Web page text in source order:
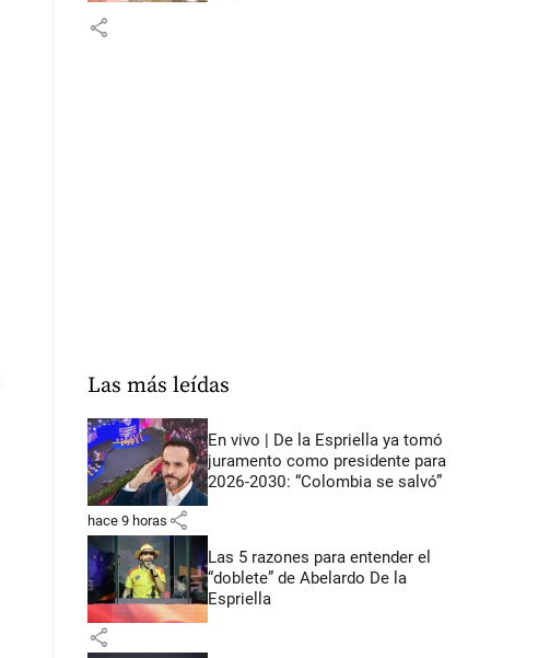
share
Las más leídas
En vivo | De la Espriella ya tomó
juramento como presidente para
2026-2030: “Colombia se salvó”
hace 9 horas share
Las 5 razones para entender el
“doblete” de Abelardo De la
Espriella
share